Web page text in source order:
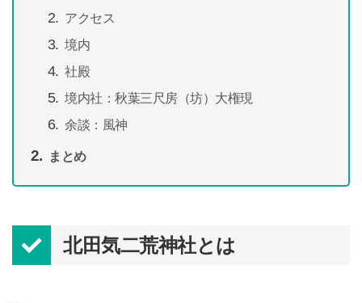
アクセス
境内
社殿
境内社：秋葉三尺房（坊）大権現
余談：風神
まとめ
北田気二荒神社とは